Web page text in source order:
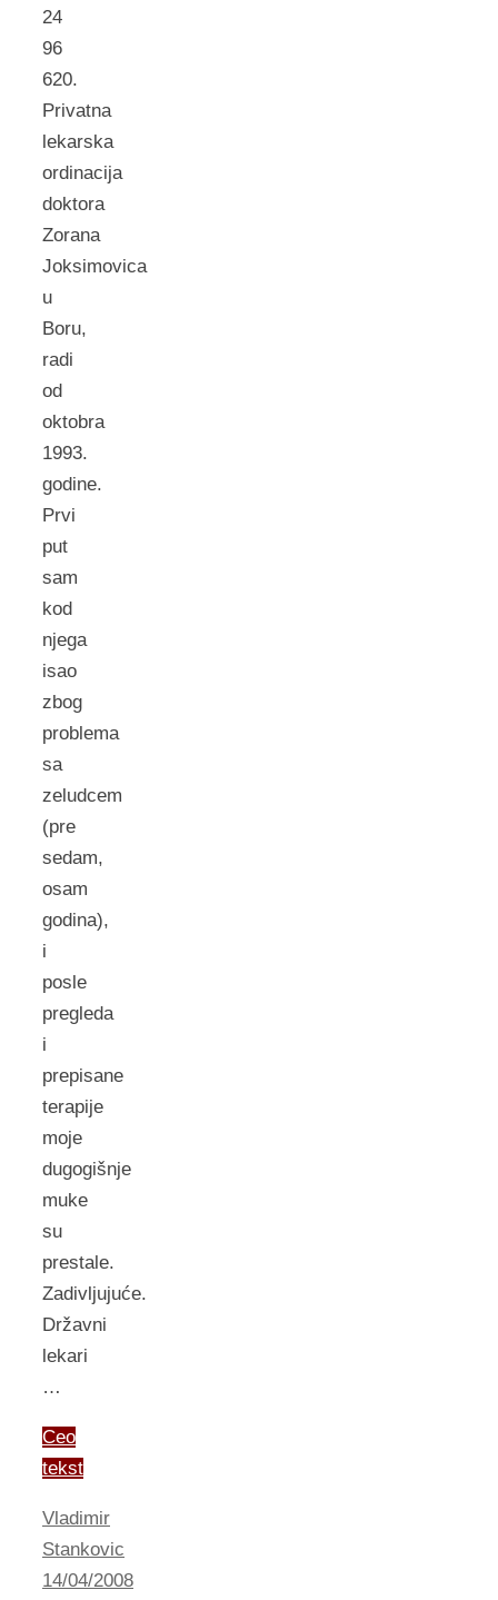
24
96
620.
Privatna
lekarska
ordinacija
doktora
Zorana
Joksimovica
u
Boru,
radi
od
oktobra
1993.
godine.
Prvi
put
sam
kod
njega
isao
zbog
problema
sa
zeludcem
(pre
sedam,
osam
godina),
i
posle
pregleda
i
prepisane
terapije
moje
dugogišnje
muke
su
prestale.
Zadivljujuće.
Državni
lekari
…
Ceo
tekst
Vladimir
Stankovic
14/04/2008